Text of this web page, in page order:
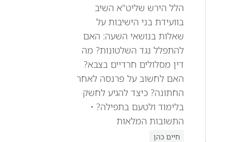
הלל הירש שליט"א השיב
בוועידת בני הישיבות על
שאלות בנושאי השעה: האם
להתפלל נגד השלטונות? מה
דין מסלולים חרדיים בצבא?
האם לחשוב על פרנסה לאחר
החתונה? כיצד להגיע לחשק
בלימוד ולטעם בתפילה? •
התשובות המלאות
חיים כהן